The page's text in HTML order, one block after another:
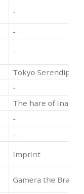
-
-
-
Tokyo Serendipity
-
The hare of Inaba
-
-
Imprint
Gamera the Brave